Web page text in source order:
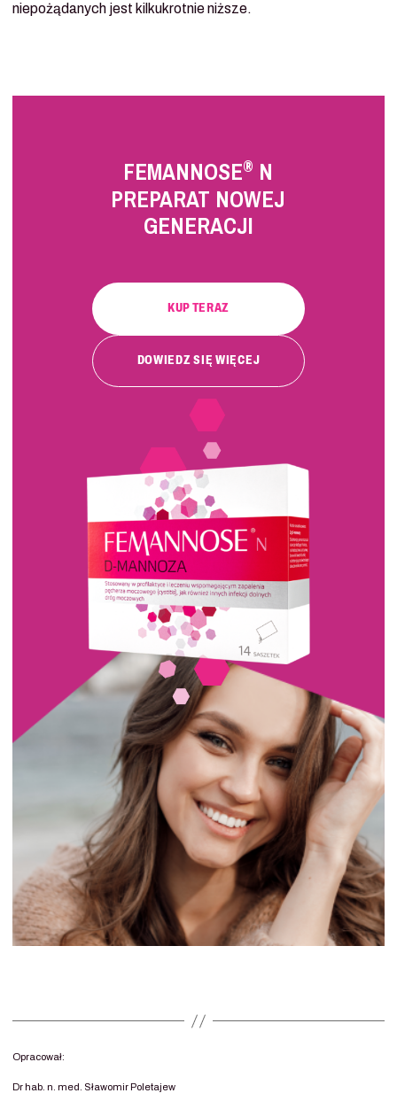
niepożądanych jest kilkukrotnie niższe.
FEMANNOSE® N
PREPARAT NOWEJ
GENERACJI
KUP TERAZ
DOWIEDZ SIĘ WIĘCEJ
Opracował:
Dr hab. n. med. Sławomir Poletajew